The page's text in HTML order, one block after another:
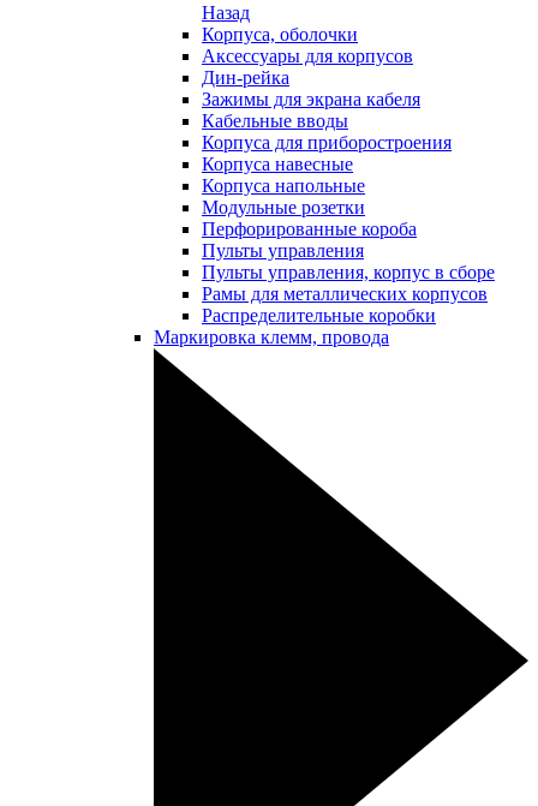
Назад
Корпуса, оболочки
Аксессуары для корпусов
Дин-рейка
Зажимы для экрана кабеля
Кабельные вводы
Корпуса для приборостроения
Корпуса навесные
Корпуса напольные
Модульные розетки
Перфорированные короба
Пульты управления
Пульты управления, корпус в сборе
Рамы для металлических корпусов
Распределительные коробки
Маркировка клемм, провода